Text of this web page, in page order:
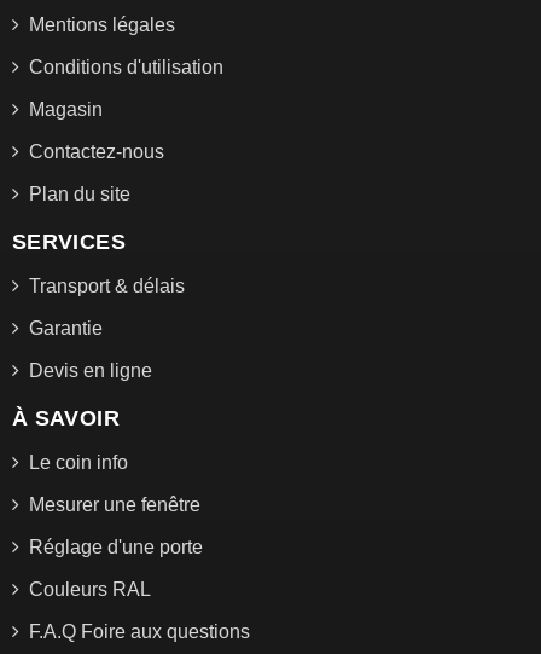
Mentions légales
Conditions d'utilisation
Magasin
Contactez-nous
Plan du site
SERVICES
Transport & délais
Garantie
Devis en ligne
À SAVOIR
Le coin info
Mesurer une fenêtre
Réglage d'une porte
Couleurs RAL
F.A.Q Foire aux questions